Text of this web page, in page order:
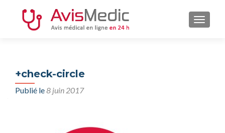
+check-circle
Publié le8 juin 2017